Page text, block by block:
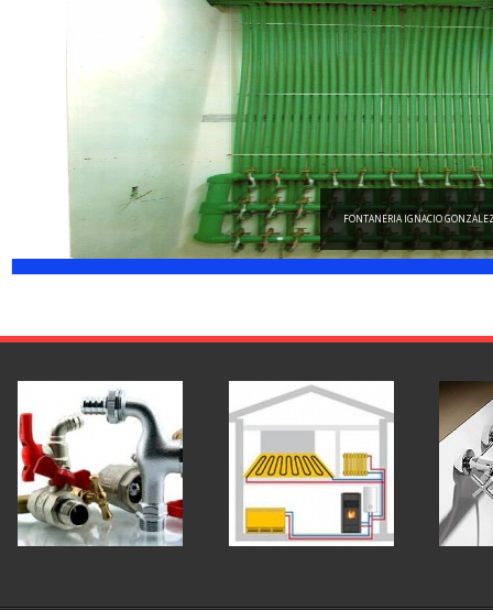
FONTANERIA IGNACIO